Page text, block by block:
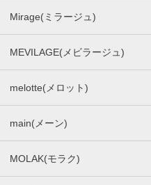
Mirage(ミラージュ)
MEVILAGE(メビラージュ)
melotte(メロット)
main(メーン)
MOLAK(モラク)